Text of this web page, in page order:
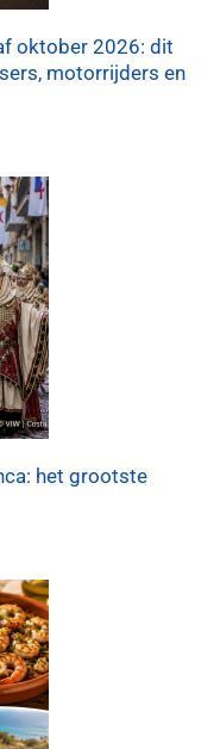
oktober 2026: dit
motorrijders en
het grootste